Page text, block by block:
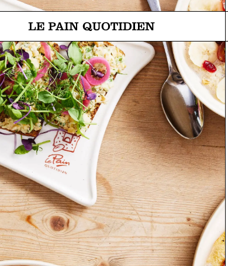
Spring direct naar de hoofdinhoud
Le Pain Quotidien betekent Het Dagelijks Brood